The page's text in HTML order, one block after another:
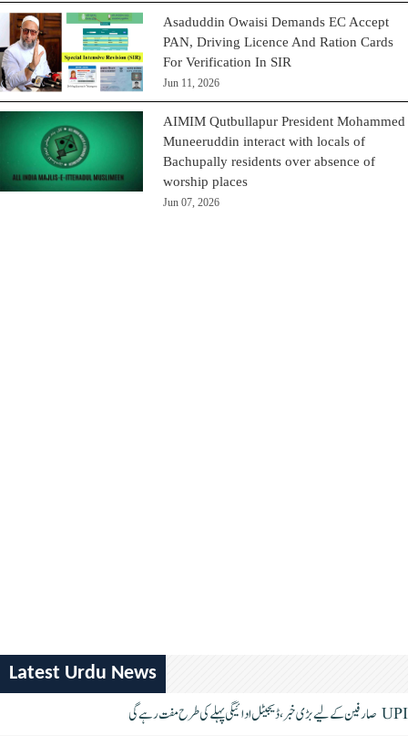
Asaduddin Owaisi Demands EC Accept
PAN, Driving Licence And Ration Cards
For Verification In SIR
Jun 11, 2026
AIMIM Qutbullapur President Mohammed
Muneeruddin interact with locals of
Bachupally residents over absence of
worship places
Jun 07, 2026
Latest Urdu News
UPI صارفین کے لیے بڑی خبر، ڈیجیٹل ادائیگی پہلے کی طرح مفت رہے گی